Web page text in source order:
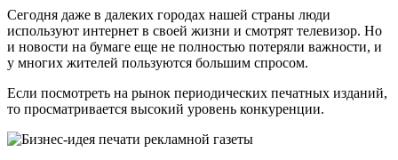
Сегодня даже в далеких городах нашей страны люди
используют интернет в своей жизни и смотрят телевизор. Но
и новости на бумаге еще не полностью потеряли важности, и
у многих жителей пользуются большим спросом.
Если посмотреть на рынок периодических печатных изданий,
то просматривается высокий уровень конкуренции.